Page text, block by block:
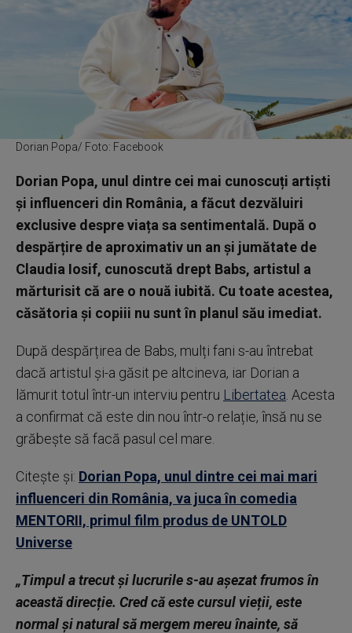
Dorian Popa/ Foto: Facebook
Dorian Popa, unul dintre cei mai cunoscuți artiști
și influenceri din România, a făcut dezvăluiri
exclusive despre viața sa sentimentală. După o
despărțire de aproximativ un an și jumătate de
Claudia Iosif, cunoscută drept Babs, artistul a
mărturisit că are o nouă iubită. Cu toate acestea,
căsătoria și copiii nu sunt în planul său imediat.
După despărțirea de Babs, mulți fani s-au întrebat
dacă artistul și-a găsit pe altcineva, iar Dorian a
lămurit totul într-un interviu pentru Libertatea . Acesta
a confirmat că este din nou într-o relație, însă nu se
grăbește să facă pasul cel mare.
Citește și: Dorian Popa, unul dintre cei mai mari
influenceri din România, va juca în comedia
MENTORII, primul film produs de UNTOLD
Universe
„Timpul a trecut și lucrurile s-au așezat frumos în
această direcție. Cred că este cursul vieții, este
normal și natural să mergem mereu înainte, să